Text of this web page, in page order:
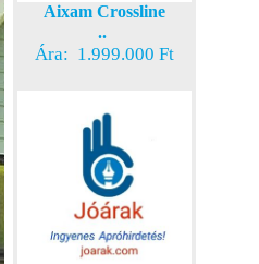
Aixam Crossline
..
Ára: 1.999.000 Ft